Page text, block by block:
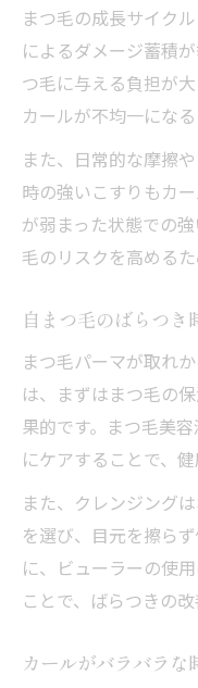
まつ毛の成長サイク
によるダメージ蓄積
つ毛に与える負担が
カールが不均一にな
また、日常的な摩擦
時の強いこすりもカ
が弱まった状態での
毛のリスクを高める
自まつ毛のばらつき
まつ毛パーマが取れ
は、まずはまつ毛の
果的です。まつ毛美
にケアすることで、
また、クレンジング
を選び、目元を擦ら
に、ビューラーの使
ことで、ばらつきの改
カールがバラバラな